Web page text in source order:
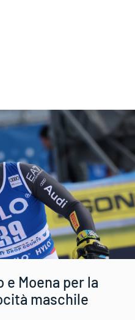
Moena per la
maschile